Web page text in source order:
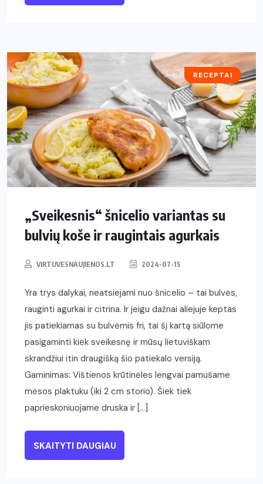
RECEPTAI
„Sveikesnis“ šnicelio variantas su
bulvių koše ir raugintais agurkais
VIRTUVESNAUJIENOS.LT 2024-07-15
Yra trys dalykai, neatsiejami nuo šnicelio – tai bulvės,
rauginti agurkai ir citrina. Ir jeigu dažnai aliejuje keptas
jis patiekiamas su bulvėmis fri, tai šį kartą siūlome
pasigaminti kiek sveikesnę ir mūsų lietuviškam
skrandžiui itin draugišką šio patiekalo versiją.
Gaminimas: Vištienos krūtinėles lengvai pamušame
mėsos plaktuku (iki 2 cm storio). Šiek tiek
paprieskoniuojame druska ir […]
SKAITYTI DAUGIAU